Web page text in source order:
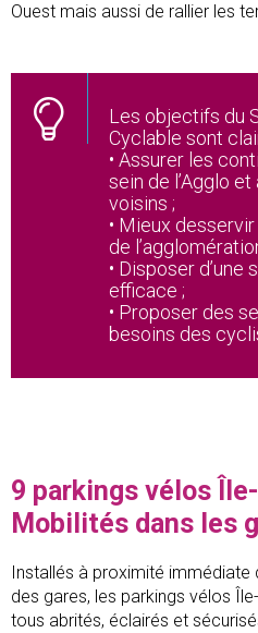
Ouest mais aussi de rallier les
Les objectifs du
Cyclable sont
• Assurer les
sein de l’Agglo
voisins ;
• Mieux
de
• Disposer
efficace ;
• Proposer des
besoins des
9 parkings vélos
Mobilités dans les
Installés à proximité
des gares, les parkings vélos
tous abrités, éclairés et